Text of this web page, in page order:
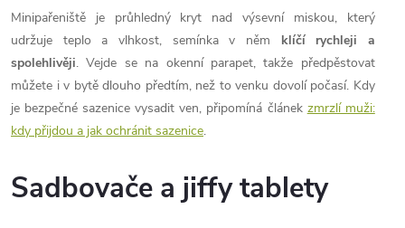
c
í
p
r
v
v
á
n
í
Minipařeniště je průhledný kryt nad výsevní miskou, který
udržuje teplo a vlhkost, semínka v něm klíčí rychleji a
spolehlivěji. Vejde se na okenní parapet, takže předpěstovat
můžete i v bytě dlouho předtím, než to venku dovolí počasí. Kdy
je bezpečné sazenice vysadit ven, připomíná článek zmrzlí muži:
kdy přijdou a jak ochránit sazenice.
Sadbovače a jiffy tablety